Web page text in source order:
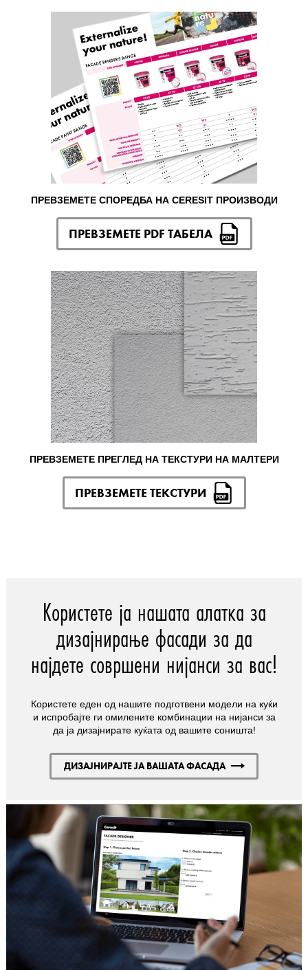
ПРЕВЗЕМЕТЕ СПОРЕДБА НА CERESIT ПРОИЗВОДИ
ПРЕВЗЕМЕТЕ PDF ТАБЕЛА
ПРЕВЗЕМЕТЕ ПРЕГЛЕД НА ТЕКСТУРИ НА МАЛТЕРИ
ПРЕВЗЕМЕТЕ ТЕКСТУРИ
Користете ја нашата алатка за
дизајнирање фасади за да
најдете совршени нијанси за вас!
Користете еден од нашите подготвени модели на куќи
и испробајте ги омилените комбинации на нијанси за
да ја дизајнирате куќата од вашите соништа!
ДИЗАЈНИРАЈТЕ ЈА ВАШАТА ФАСАДА